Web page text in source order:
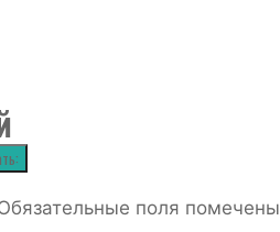
поля помечены